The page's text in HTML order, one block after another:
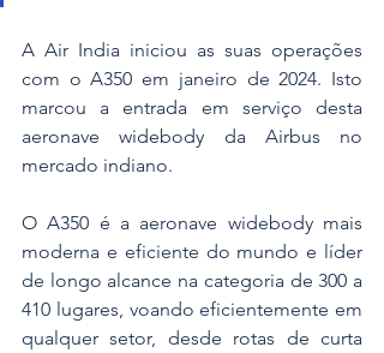
A Air India iniciou as suas operações
com o A350 em janeiro de 2024. Isto
marcou a entrada em serviço desta
aeronave widebody da Airbus no
mercado indiano.
O A350 é a aeronave widebody mais
moderna e eficiente do mundo e líder
de longo alcance na categoria de 300 a
410 lugares, voando eficientemente em
qualquer setor, desde rotas de curta